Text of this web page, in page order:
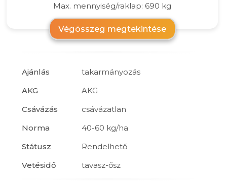
Max. mennyiség/raklap: 690 kg
Végösszeg megtekintése
Ajánlás
takarmányozás
AKG
AKG
Csávázás
csávázatlan
Norma
40-60 kg/ha
Státusz
Rendelhető
Vetésidő
tavasz-ősz